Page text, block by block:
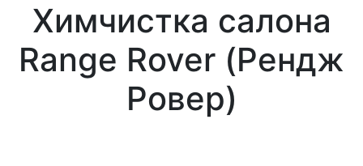
Химчистка салона
Range Rover (Рендж
Ровер)